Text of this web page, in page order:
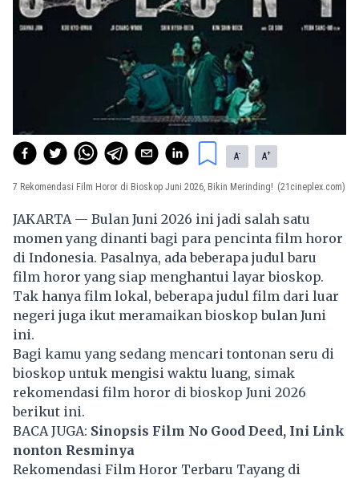
A- A+
7 Rekomendasi Film Horor di Bioskop Juni 2026, Bikin Merinding! (21cineplex.com)
JAKARTA — Bulan Juni 2026 ini jadi salah satu
momen yang dinanti bagi para pencinta film horor
di Indonesia. Pasalnya, ada beberapa judul baru
film horor yang siap menghantui layar bioskop.
Tak hanya film lokal, beberapa judul film dari luar
negeri juga ikut meramaikan bioskop bulan Juni
ini.
Bagi kamu yang sedang mencari tontonan seru di
bioskop untuk mengisi waktu luang, simak
rekomendasi film horor dibioskop Juni 2026
berikut ini.
BACA JUGA: Sinopsis Film No Good Deed, Ini Link
nonton Resminya
Rekomendasi Film Horor Terbaru Tayang di